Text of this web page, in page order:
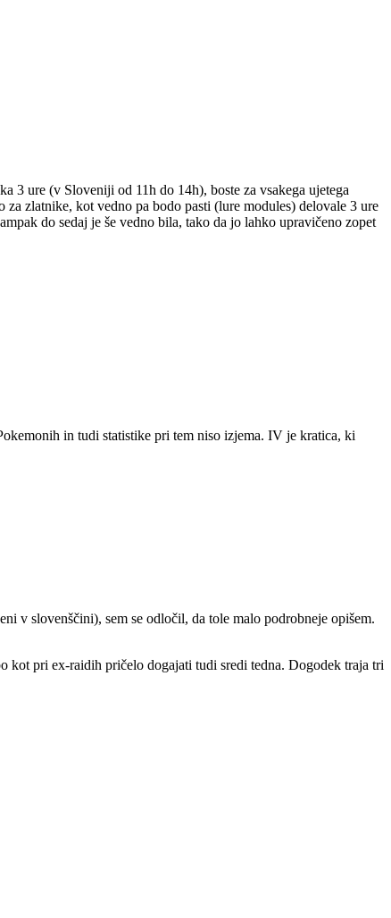
3 ure (v Sloveniji od 11h do 14h), boste za vsakega ujetega
zlatnike, kot vedno pa bodo pasti (lure modules) delovale 3 ure
do sedaj je še vedno bila, tako da jo lahko upravičeno zopet
in tudi statistike pri tem niso izjema. IV je kratica, ki
v slovenščini), sem se odločil, da tole malo podrobneje opišem.
kot pri ex-raidih pričelo dogajati tudi sredi tedna. Dogodek traja tri